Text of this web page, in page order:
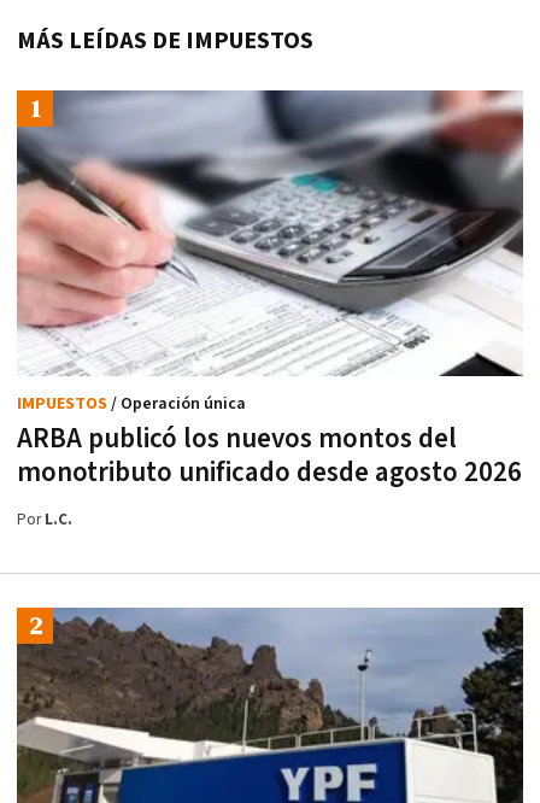
MÁS LEÍDAS DE IMPUESTOS
ARBA publicó los nuevos montos del
monotributo unificado desde agosto 2026
IMPUESTOS / Operación única
PorL.C.